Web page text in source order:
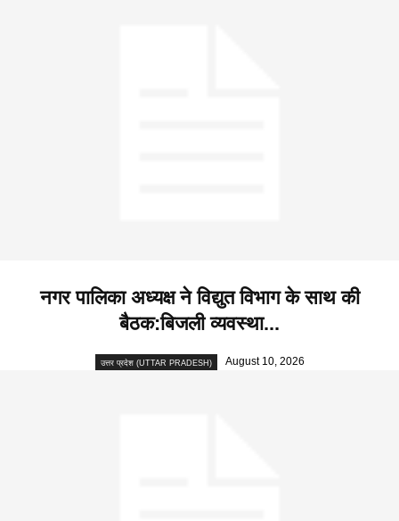
नगर पालिका अध्यक्ष ने विद्युत विभाग के साथ की
बैठक:बिजली व्यवस्था...
उत्तर प्रदेश (UTTAR PRADESH) August 10, 2026